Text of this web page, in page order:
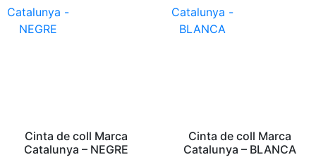
Cinta de coll Marca
Catalunya – NEGRE
Cinta de coll Marca
Catalunya – BLANCA